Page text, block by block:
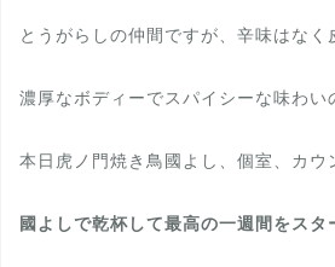
とうがらしの仲間ですが、辛味はな
濃厚なボディーでスパイシーな味わい
本日虎ノ門焼き鳥國よし、個室、カ
國よしで乾杯して最高の一週間をスタ